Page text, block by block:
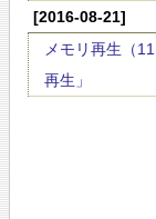
[2016-08-21]
メモリ再生（
再生」